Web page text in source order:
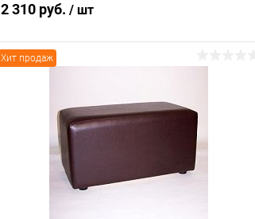
2 310 руб. / шт
Купить в 1 клик Сравнение
В избранное В наличии
Хит продаж